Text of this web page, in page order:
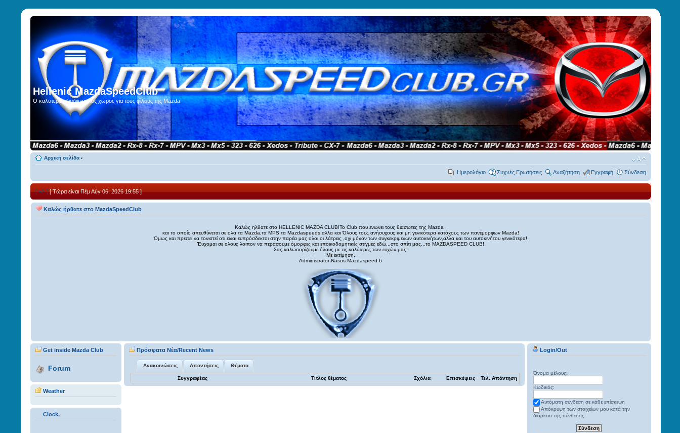
Hellenic MazdaSpeedClub
Ο καλυτερος διαδικτυακος χωρος για τους φίλους της Mazda
Αρχική σελίδα ‹
Ημερολόγιο Συχνές Ερωτήσεις Αναζήτηση Εγγραφή Σύνδεση
[ +/- ] [ Τώρα είναι Πέμ Αύγ 06, 2026 19:55 ]
Καλώς ήρθατε στο MazdaSpeedClub
Καλώς ηλθατε στο HELLENIC MAZDA CLUB!To Club που ενωνει τους θιασωτες της Mazda .
και το οποίο απευθύνεται σε ολα τα Μazda,τα MPS,τα Μazdaspeeds,αλλα και Όλους τους ανήσυχους και μη γενικότερα κατόχους των πανέμορφων Μazda!
Όμως και πρεπει να τονιστεί οτι ειναι ευπρόσδεκτοι στην παρέα μας ολοι οι λάτρεις ,οχι μόνον των συγκεκριμενων αυτοκινήτων,αλλα και του αυτοκινήτου γενικότερα!
Έυχομαι σε ολους λοιπον να περάσουμε όμορφες και εποικοδομητικές στιγμες εδώ...στο σπίτι μας...το MAZDASPEED CLUB!
Σας καλωσορίζουμε όλους με τις καλύτερες των ευχών μας!
Με εκτίμηση,
Administrator-Nasos Mazdaspeed 6
Get inside Μazda Club
Forum
Weather
Clock.
Πρόσφατα Νέα/Recent News
Ανακοινώσεις Απαντήσεις Θέματα
Συγγραφέας Τίτλος θέματος Σχόλια Επισκέψεις Τελ. Απάντηση
Login/Out
Όνομα μέλους:
Κωδικός:
Αυτόματη σύνδεση σε κάθε επίσκεψη
Απόκρυψη των στοιχείων μου κατά την
διάρκεια της σύνδεσης